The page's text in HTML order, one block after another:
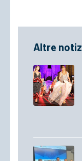
Altre